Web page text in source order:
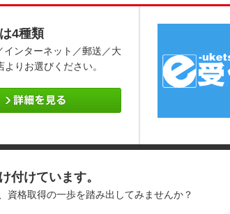
4種類
インターネット／郵送／大
りお選びください。
付けています。
資格取得の一歩を踏み出してみませんか？